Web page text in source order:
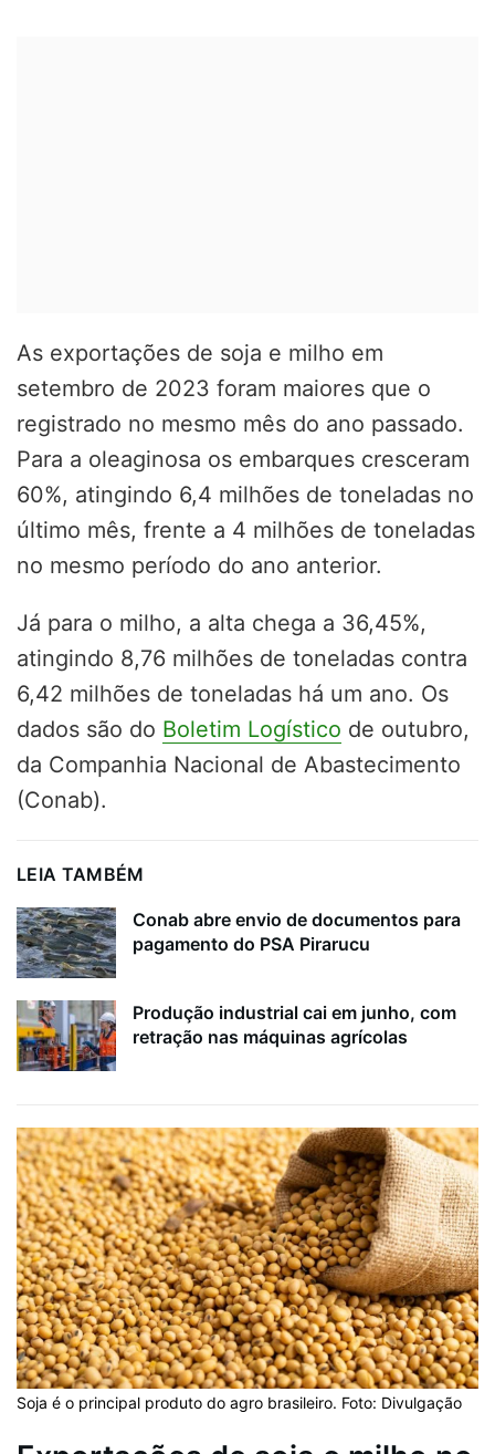
As exportações de soja e milho em
setembro de 2023 foram maiores que o
registrado no mesmo mês do ano passado.
Para a oleaginosa os embarques cresceram
60%, atingindo 6,4 milhões de toneladas no
último mês, frente a 4 milhões de toneladas
no mesmo período do ano anterior.
Já para o milho, a alta chega a 36,45%,
atingindo 8,76 milhões de toneladas contra
6,42 milhões de toneladas há um ano. Os
dados são do Boletim Logístico de outubro,
da Companhia Nacional de Abastecimento
(Conab).
LEIA TAMBÉM
Conab abre envio de documentos para
pagamento do PSA Pirarucu
Produção industrial cai em junho, com
retração nas máquinas agrícolas
Soja é o principal produto do agro brasileiro. Foto: Divulgação